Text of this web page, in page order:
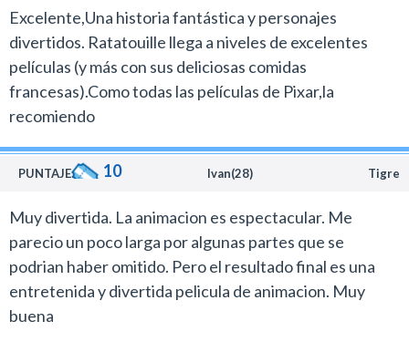
olvidó del humor. Ojalá toda la película hubiese sido
como los 15 minutos finales que son desopilantes. Me
hubiese gustado ver más escenas de las ratas actuando
como lo hacen durante el desenlace.
El otro punto es que el film es más largo de lo que
películas que casi llegan a las dos horas y esta vez los
110 minutos de Ratatouille los sentí. Hay muchas
escenas con conversaciones entre personajes ( en
especial las del villano y su abogado) que demoran el
desarrollo de la trama y son aburridas.
Ratatouille es distinta y un muy buen film, pero en mi
caso simplemente no la disfruté tanto como otras
Excelente,Una historia fantástica y personajes
divertidos. Ratatouille llega a niveles de excelentes
películas (y más con sus deliciosas comidas
francesas).Como todas las películas de Pixar,la
recomiendo
PUNTAJE: 10 Ivan(28) Tigre
Muy divertida. La animacion es espectacular. Me
parecio un poco larga por algunas partes que se
podrian haber omitido. Pero el resultado final es una
entretenida y divertida pelicula de animacion. Muy
buena